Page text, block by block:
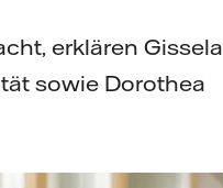
erklären Gissela
sowie Dorothea